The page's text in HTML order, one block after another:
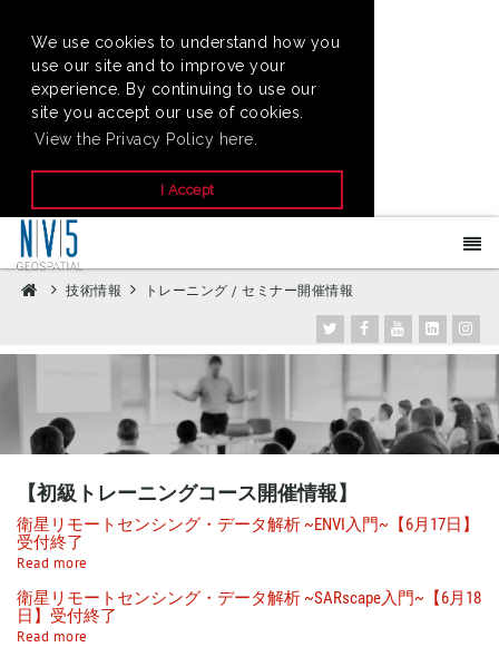
We use cookies to understand how you
use our site and to improve your
experience. By continuing to use our
site you accept our use of cookies.
View the Privacy Policy here.
I Accept
技術情報 トレーニング / セミナー開催情報
【初級トレーニングコース開催情報】
衛星リモートセンシング・データ解析 ~ENVI入門~【6月17日】
受付終了
Read more
衛星リモートセンシング・データ解析 ~SARscape入門~【6月18
日】受付終了
Read more